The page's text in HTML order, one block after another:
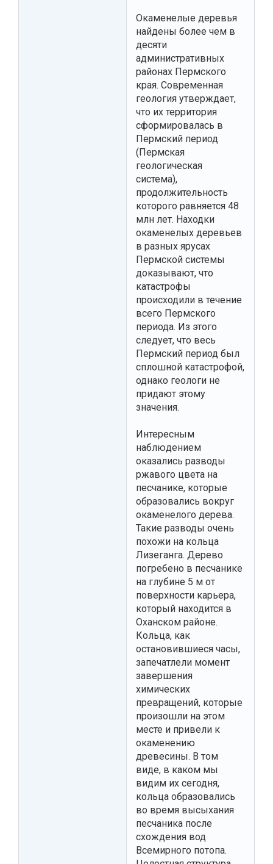
Окаменелые деревья
найдены более чем в
десяти
административных
районах Пермского
края. Современная
геология утверждает,
что их территория
сформировалась в
Пермский период
(Пермская
геологическая
система),
продолжительность
которого равняется 48
млн лет. Находки
окаменелых деревьев
в разных ярусах
Пермской системы
доказывают, что
катастрофы
происходили в течение
всего Пермского
периода. Из этого
следует, что весь
Пермский период был
сплошной катастрофой,
однако геологи не
придают этому
значения.
Интересным
наблюдением
оказались разводы
ржавого цвета на
песчанике, которые
образовались вокруг
окаменелого дерева.
Такие разводы очень
похожи на кольца
Лизеганга. Дерево
погребено в песчанике
на глубине 5 м от
поверхности карьера,
который находится в
Оханском районе.
Кольца, как
остановившиеся часы,
запечатлели момент
завершения
химических
превращений, которые
произошли на этом
месте и привели к
окаменению
древесины. В том
виде, в каком мы
видим их сегодня,
кольца образовались
во время высыхания
песчаника после
схождения вод
Всемирного потопа.